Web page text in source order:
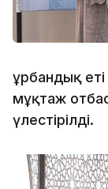
Құрбандық
мұқтаж
үлестірілді.